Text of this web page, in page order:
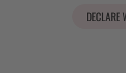
DECLARE